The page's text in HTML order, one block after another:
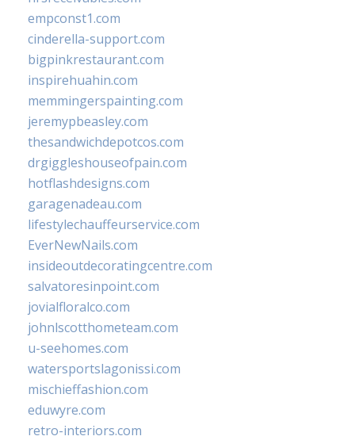
empconst1.com
cinderella-support.com
bigpinkrestaurant.com
inspirehuahin.com
memmingerspainting.com
jeremypbeasley.com
thesandwichdepotcos.com
drgiggleshouseofpain.com
hotflashdesigns.com
garagenadeau.com
lifestylechauffeurservice.com
EverNewNails.com
insideoutdecoratingcentre.com
salvatoresinpoint.com
jovialfloralco.com
johnlscotthometeam.com
u-seehomes.com
watersportslagonissi.com
mischieffashion.com
eduwyre.com
retro-interiors.com